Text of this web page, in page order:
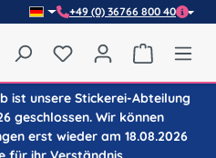
+49 (0) 36766 800 40
Du hast 0 Produkte
ist unsere Stickerei-Abteilung
geschlossen. Wir können
erst wieder am 18.08.2026